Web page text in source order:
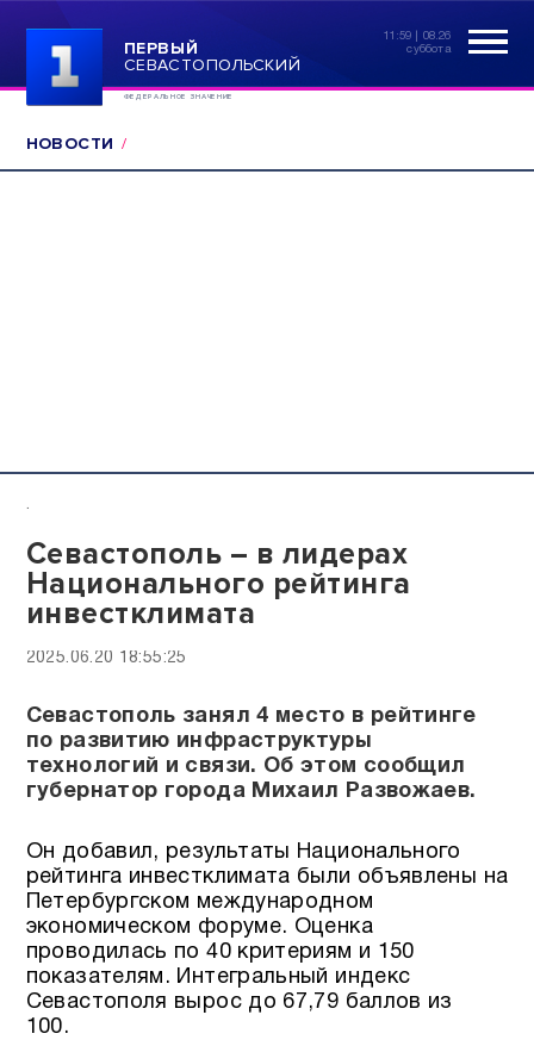
ПЕРВЫЙ
СЕВАСТОПОЛЬСКИЙ
ФЕДЕРАЛЬНОЕ ЗНАЧЕНИЕ
11:59 | 08.26
суббота
НОВОСТИ
.
Севастополь – в лидерах
Национального рейтинга
инвестклимата
2025.06.20 18:55:25
Севастополь занял 4 место в рейтинге
по развитию инфраструктуры
технологий и связи. Об этом сообщил
губернатор города Михаил Развожаев.
Он добавил, результаты Национального
рейтинга инвестклимата были объявлены на
Петербургском международном
экономическом форуме. Оценка
проводилась по 40 критериям и 150
показателям. Интегральный индекс
Севастополя вырос до 67,79 баллов из
100.